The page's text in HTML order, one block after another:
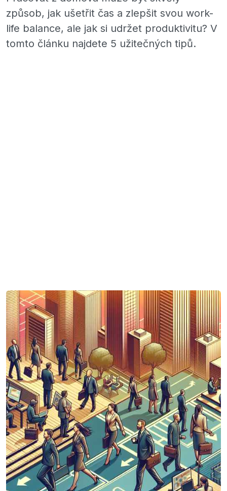
způsob, jak ušetřit čas a zlepšit svou work-
life balance, ale jak si udržet produktivitu? V
tomto článku najdete 5 užitečných tipů.